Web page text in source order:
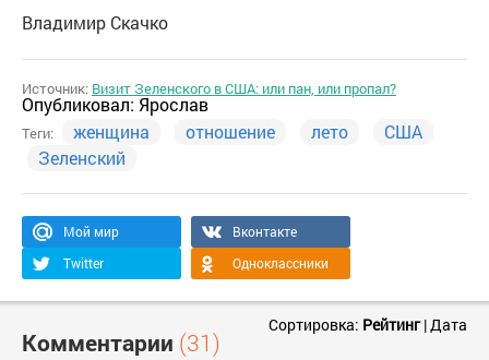
Владимир Скачко
Источник: Визит Зеленского в США: или пан, или пропал?
Опубликовал: Ярослав
Теги: женщина отношение лето
США
Зеленский
Мой мир
Вконтакте
Twitter
Одноклассники
Комментарии (31)
Сортировка: Рейтинг|Дата